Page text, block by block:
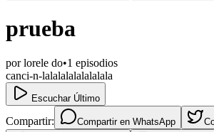
prueba
porlorele do•1 episodios
canci-n-lalalalalalalalala
Escuchar Último
Compartir: Compartir en WhatsApp